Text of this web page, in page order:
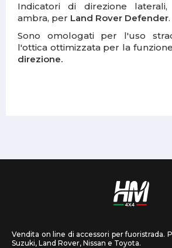
Indicatori di direzione
ambra, per Land Rover Defender.
Sono omologati per l'uso
l'ottica ottimizzata per la
direzione.
Vendita on line di accessori per fuoristrada.
Suzuki, Land Rover, Nissan e Toyota.